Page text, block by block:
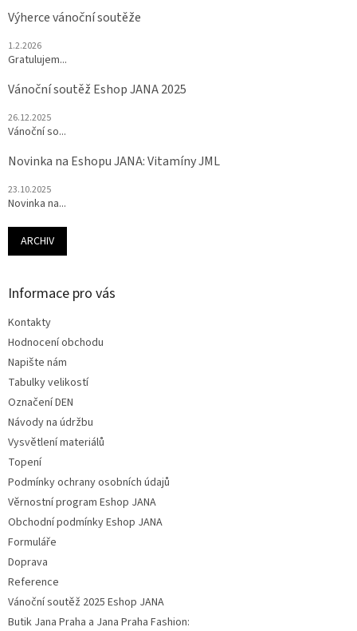
Výherce vánoční soutěže
1.2.2026
Gratulujem...
Vánoční soutěž Eshop JANA 2025
26.12.2025
Vánoční so...
Novinka na Eshopu JANA: Vitamíny JML
23.10.2025
Novinka na...
ARCHIV
Informace pro vás
Kontakty
Hodnocení obchodu
Napište nám
Tabulky velikostí
Označení DEN
Návody na údržbu
Vysvětlení materiálů
Topení
Podmínky ochrany osobních údajů
Věrnostní program Eshop JANA
Obchodní podmínky Eshop JANA
Formuláře
Doprava
Reference
Vánoční soutěž 2025 Eshop JANA
Butik Jana Praha a Jana Praha Fashion: